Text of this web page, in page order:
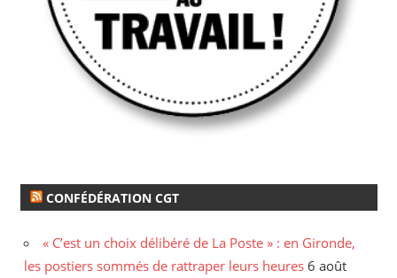
CONFÉDÉRATION CGT
« C’est un choix délibéré de La Poste » : en Gironde,
les postiers sommés de rattraper leurs heures 6 août